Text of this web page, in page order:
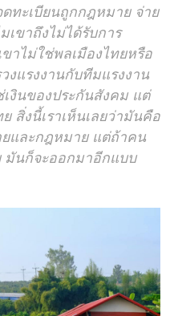
ทะเบียนถูกกฎหมาย จ่าย
เขาถึงไม่ได้รับการ
ขาไม่ใช่พลเมืองไทยหรือ
งแรงงานกับทีมแรงงาน
งินของประกันสังคม แต่
สิ่งนี้เราเห็นเลยว่ามันคือ
ยและกฎหมาย แต่ถ้าคน
มันก็จะออกมาอีกแบบ